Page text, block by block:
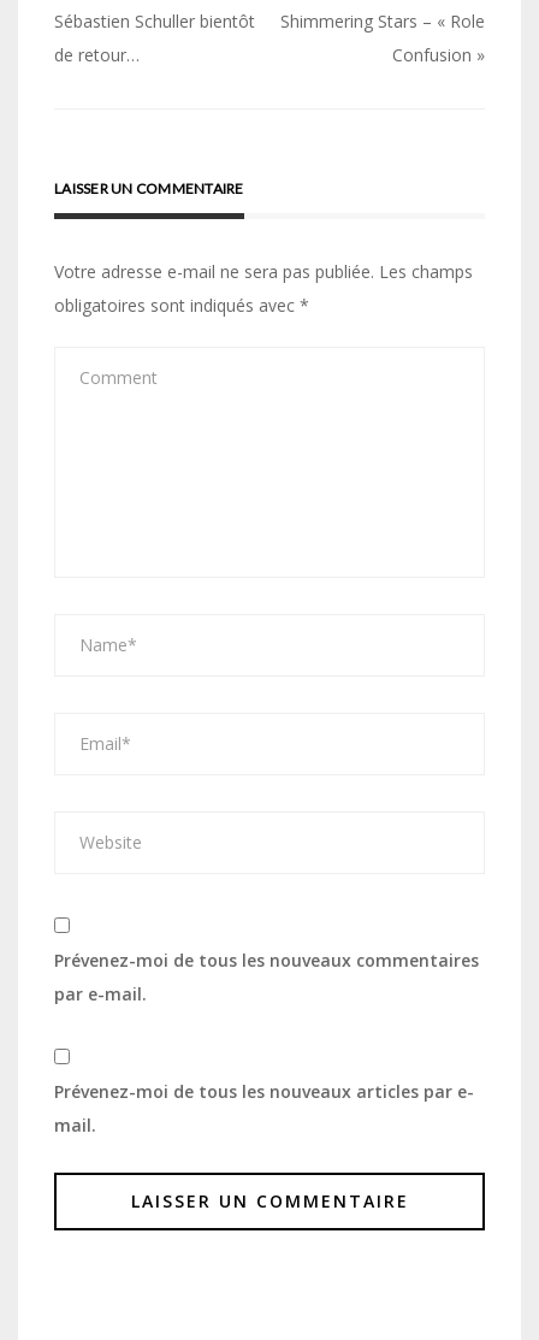
Navigation
de
Sébastien Schuller bientôt
de retour…
Shimmering Stars – « Role
Confusion »
LAISSER UN COMMENTAIRE
Votre adresse e-mail ne sera pas publiée. Les champs
obligatoires sont indiqués avec *
Prévenez-moi de tous les nouveaux commentaires
par e-mail.
Prévenez-moi de tous les nouveaux articles par e-
mail.